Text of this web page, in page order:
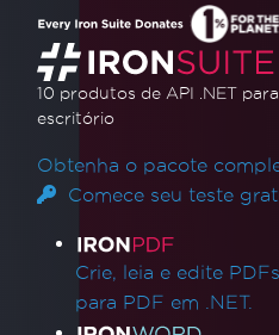
10 produtos de API .NET
escritório
Obtenha o pacote
Comece seu teste
Links de
Crie, leia e edite
para PDF em .NET.